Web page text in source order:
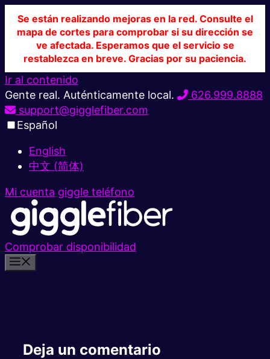
Se están realizando mejoras en la red. Consulte el
mapa de cortes para comprobar si su dirección se
ve afectada. Esperamos que el servicio se
restablezca en breve. Gracias por su paciencia.
Ir al contenido
Gente real. Auténticamente local.
626.999.8888
support@gigglefiber.com
Español
English
中文 (简体)
Mi cuenta giggle teléfono
Comprobar disponibilidad
Deja un comentario